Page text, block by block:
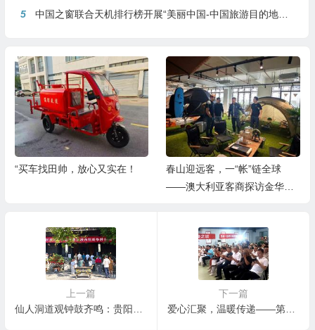
5
中国之窗联合天机排行榜开展“美丽中国-中国旅游目的地全球推介行动”
“买车找田帅，放心又实在！
春山迎远客，一“帐”链全球
——澳大利亚客商探访金华露
上一篇
下一篇
爱心汇聚，温暖传递——第十届中华慈善日盛典圆满落幕